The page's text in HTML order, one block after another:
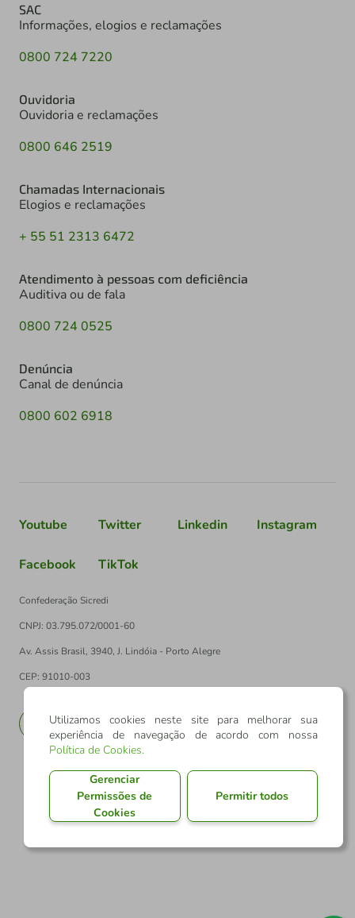
SAC
Informações, elogios e reclamações
0800 724 7220
Ouvidoria
Ouvidoria e reclamações
0800 646 2519
Chamadas Internacionais
Elogios e reclamações
+ 55 51 2313 6472
Atendimento à pessoas com deficiência
Auditiva ou de fala
0800 724 0525
Denúncia
Canal de denúncia
0800 602 6918
Youtube Twitter Linkedin Instagram
Facebook TikTok
Confederação Sicredi
CNPJ: 03.795.072/0001-60
Av. Assis Brasil, 3940, J. Lindóia - Porto Alegre
CEP: 91010-003
EN
Utilizamos cookies neste site para melhorar sua
experiência de navegação de acordo com nossa
Política de Cookies.
Gerenciar
Permissões de
Cookies
Permitir todos